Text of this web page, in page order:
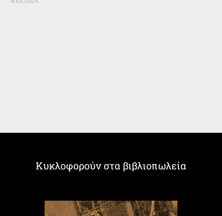
Κυκλοφορούν στα βιβλιοπωλεία